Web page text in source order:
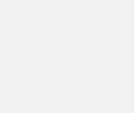
powinni się sprzeciwiać
małżeństwo było
i jednej kobiety